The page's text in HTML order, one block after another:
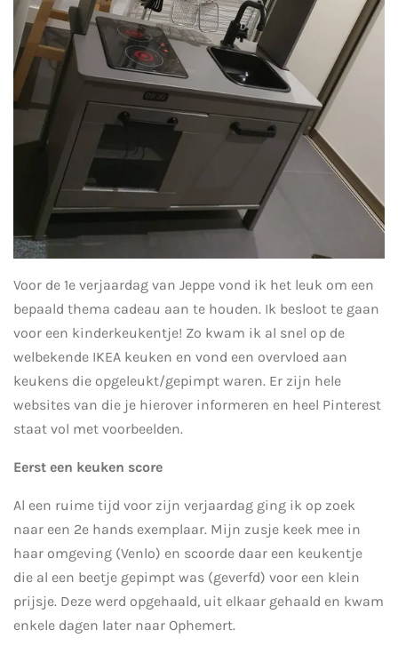
Voor de 1e verjaardag van Jeppe vond ik het leuk om een
bepaald thema cadeau aan te houden. Ik besloot te gaan
voor een kinderkeukentje! Zo kwam ik al snel op de
welbekende IKEA keuken en vond een overvloed aan
keukens die opgeleukt/gepimpt waren. Er zijn hele
websites van die je hierover informeren en heel Pinterest
staat vol met voorbeelden.
Eerst een keuken score
Al een ruime tijd voor zijn verjaardag ging ik op zoek
naar een 2e hands exemplaar. Mijn zusje keek mee in
haar omgeving (Venlo) en scoorde daar een keukentje
die al een beetje gepimpt was (geverfd) voor een klein
prijsje. Deze werd opgehaald, uit elkaar gehaald en kwam
enkele dagen later naar Ophemert.